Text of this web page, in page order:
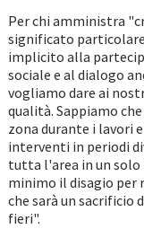
Per chi amministra
significato
implicito alla
sociale e al dialogo
vogliamo dare ai
qualità. Sappiamo
zona durante i lavori
interventi in periodi
tutta l'area in un solo
minimo il disagio per
che sarà un
fieri".